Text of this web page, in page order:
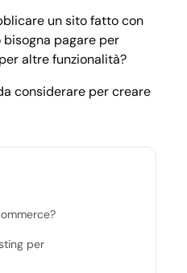
un sito fatto con
bisogna pagare per
altre funzionalità?
considerare per creare
per